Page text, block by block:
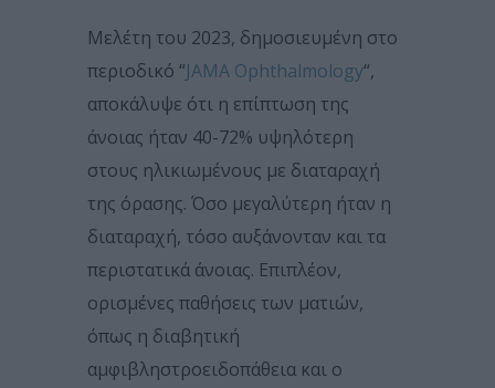
Μελέτη του 2023, δημοσιευμένη στο
περιοδικό “JAMA Ophthalmology“,
αποκάλυψε ότι η επίπτωση της
άνοιας ήταν 40-72% υψηλότερη
στους ηλικιωμένους με διαταραχή
της όρασης. Όσο μεγαλύτερη ήταν η
διαταραχή, τόσο αυξάνονταν και τα
περιστατικά άνοιας. Επιπλέον,
ορισμένες παθήσεις των ματιών,
όπως η διαβητική
αμφιβληστροειδοπάθεια και ο